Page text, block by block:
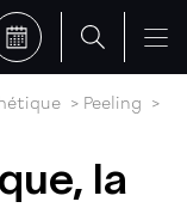
Peeling
la